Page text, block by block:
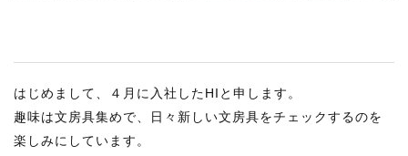
CONTACT US
サイトマップ
約款
はじめまして、４月に入社したHIと申します。
趣味は文房具集めで、日々新しい文房具をチェックするのを
楽しみにしています。